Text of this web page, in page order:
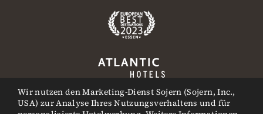
Wir nutzen den Marketing-Dienst Sojern (Sojern, Inc.,
USA) zur Analyse Ihres Nutzungsverhaltens und für